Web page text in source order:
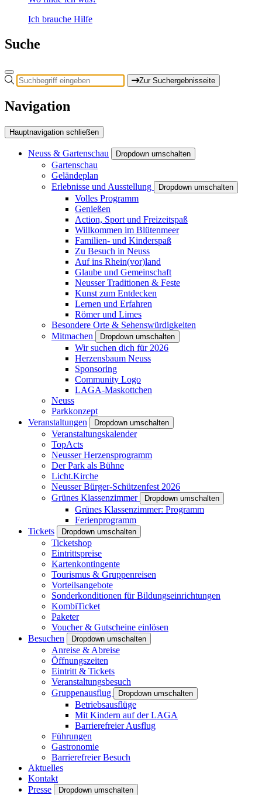
Ich brauche Hilfe
Suche
Zur Suchergebnisseite
Navigation
Hauptnavigation schließen
Neuss & Gartenschau Dropdown umschalten
Gartenschau
Geländeplan
Erlebnisse und Ausstellung
Dropdown umschalten
Volles Programm
Genießen
Action, Sport und Freizeitspaß
Willkommen im Blütenmeer
Familien- und Kinderspaß
Zu Besuch in Neuss
Auf ins Rhein(vor)land
Glaube und Gemeinschaft
Neusser Traditionen & Feste
Kunst zum Entdecken
Lernen und Erfahren
Römer und Limes
Besondere Orte & Sehenswürdigkeiten
Mitmachen
Dropdown umschalten
Wir suchen dich für 2026
Herzensbaum Neuss
Sponsoring
Community Logo
LAGA-Maskottchen
Neuss
Parkkonzept
Veranstaltungen
Dropdown umschalten
Veranstaltungskalender
TopActs
Neusser Herzensprogramm
Der Park als Bühne
Licht.Kirche
Neusser Bürger-Schützenfest 2026
Grünes Klassenzimmer
Dropdown umschalten
Grünes Klassenzimmer: Programm
Ferienprogramm
Tickets
Dropdown umschalten
Ticketshop
Eintrittspreise
Kartenkontingente
Tourismus & Gruppenreisen
Vorteilsangebote
Sonderkonditionen für Bildungseinrichtungen
KombiTicket
Paketer
Voucher & Gutscheine einlösen
Besuchen
Dropdown umschalten
Anreise & Abreise
Öffnungszeiten
Eintritt & Tickets
Veranstaltungsbesuch
Gruppenausflug
Dropdown umschalten
Betriebsausflüge
Mit Kindern auf der LAGA
Barrierefreier Ausflug
Führungen
Gastronomie
Barrierefreier Besuch
Aktuelles
Kontakt
Presse
Dropdown umschalten